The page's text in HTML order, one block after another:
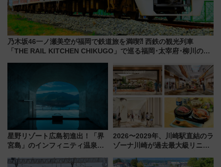
乃木坂46一ノ瀬美空が福岡で鉄道旅を満喫⁈ 西鉄の観光列車
「THE RAIL KITCHEN CHIKUGO」で巡る福岡･太宰府･柳川の
星野リゾート広島初進出！「界
宮島」のインフィニティ温泉と
宿泊料金・アクセスは？（2026
2026〜2029年、川崎駅直結のラ
ゾーナ川崎が過去最大級リニュ
「いつから何が変わるか」徹底